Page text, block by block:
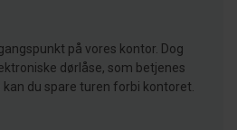
på vores kontor. Dog
dørlåse, som betjenes
du spare turen forbi kontoret.